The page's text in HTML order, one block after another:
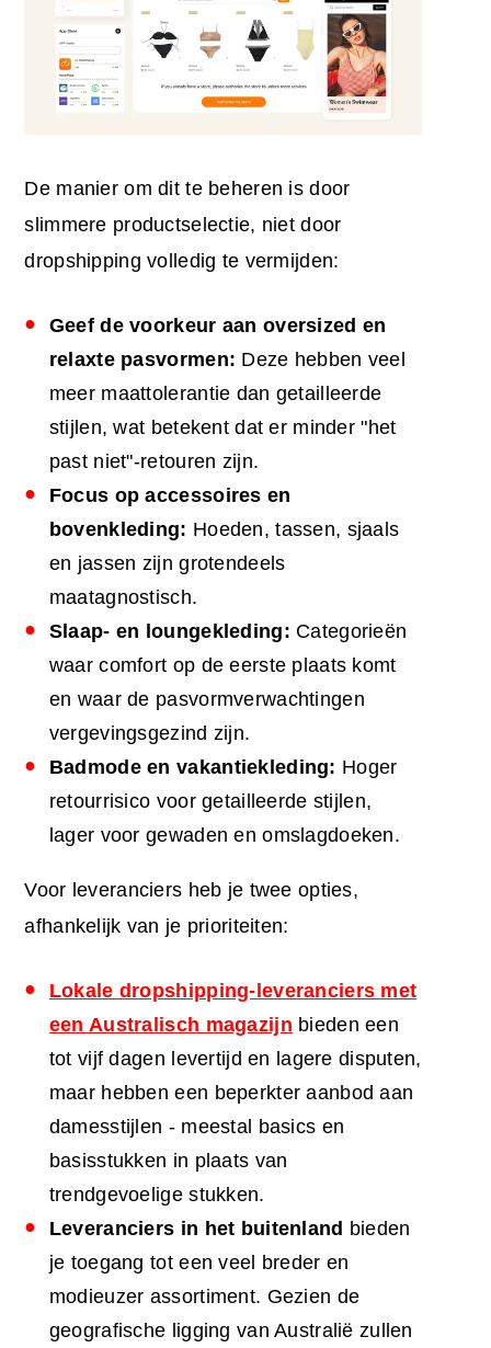
De manier om dit te beheren is door
slimmere productselectie, niet door
dropshipping volledig te vermijden:
Geef de voorkeur aan oversized en
relaxte pasvormen: Deze hebben veel
meer maattolerantie dan getailleerde
stijlen, wat betekent dat er minder "het
past niet"-retouren zijn.
Focus op accessoires en
bovenkleding: Hoeden, tassen, sjaals
en jassen zijn grotendeels
maatagnostisch.
Slaap- en loungekleding: Categorieën
waar comfort op de eerste plaats komt
en waar de pasvormverwachtingen
vergevingsgezind zijn.
Badmode en vakantiekleding: Hoger
retourrisico voor getailleerde stijlen,
lager voor gewaden en omslagdoeken.
Voor leveranciers heb je twee opties,
afhankelijk van je prioriteiten:
Lokale dropshipping-leveranciers met
een Australisch magazijn bieden een
tot vijf dagen levertijd en lagere disputen,
maar hebben een beperkter aanbod aan
damesstijlen - meestal basics en
basisstukken in plaats van
trendgevoelige stukken.
Leveranciers in het buitenland bieden
je toegang tot een veel breder en
modieuzer assortiment. Gezien de
geografische ligging van Australië zullen